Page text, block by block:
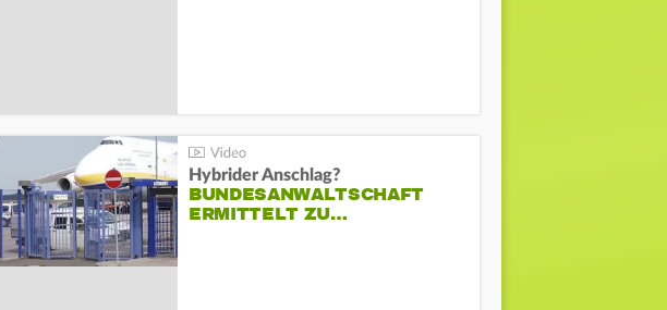
Hybrider Anschlag?
BUNDESANWALTSCHAFT
ERMITTELT ZU…